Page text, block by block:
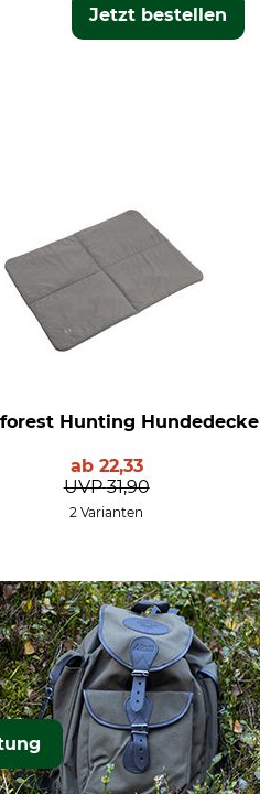
Jetzt bestellen
Hunting Hundedecke
ab 22,33
UVP 31,90
2 Varianten